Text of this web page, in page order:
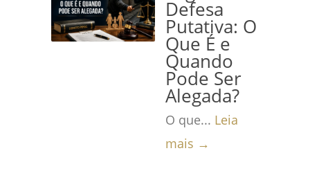
Defesa
Putativa: O
Que É e
Quando
Pode Ser
Alegada?
O que... Leia
mais →